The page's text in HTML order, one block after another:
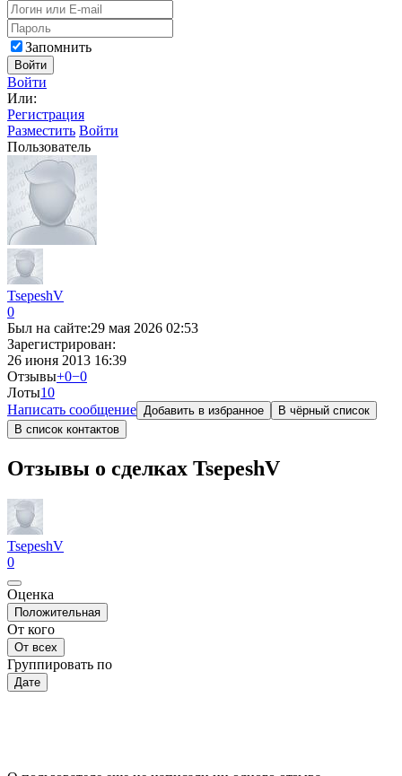
Запомнить
Войти
Войти
Или:
Регистрация
Разместить Войти
Пользователь
TsepeshV
0
Был на сайте:29 мая 2026 02:53
Зарегистрирован:
26 июня 2013 16:39
Отзывы+0−0
Лоты10
Написать сообщение Добавить в избранное
В чёрный список
В список контактов
Отзывы о сделках TsepeshV
TsepeshV
0
Оценка
Положительная
От кого
От всех
Группировать по
Дате